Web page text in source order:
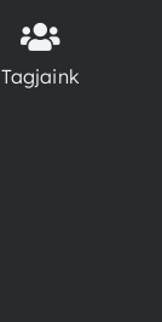
Tagjaink